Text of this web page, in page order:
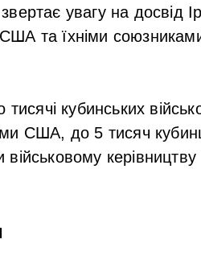
увагу на досвід
США та їхніми
кубинських
США, до 5 тисяч